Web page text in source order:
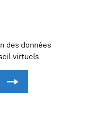
des données
virtuels